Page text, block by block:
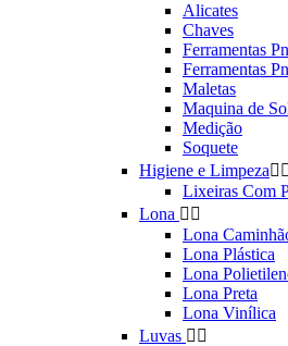
Alicates
Chaves
Ferramentas
Ferramentas
Maletas
Maquina de
Medição
Soquete
Higiene e Limpeza 
Lixeiras Com
Lona  
Lona
Lona Plástica
Lona
Lona Preta
Lona Vinílica
Luvas  